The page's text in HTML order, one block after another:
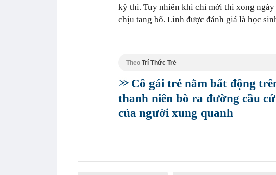
kỳ thi. Tuy nhiên khi chỉ mới thi xong
chịu tang bố. Linh được đánh giá là học
Theo Trí Thức Trẻ
Cô gái trẻ nằm bất động
thanh niên bò ra đường cầu
của người xung quanh